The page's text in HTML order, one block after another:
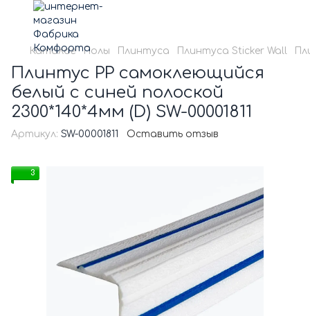
Каталог Полы Плинтуса Плинтуса Sticker Wall
Плинтус РР самоклеющийся
белый с синей полоской
2300*140*4мм (D) SW-00001811
Артикул: SW-00001811 Оставить отзыв
3